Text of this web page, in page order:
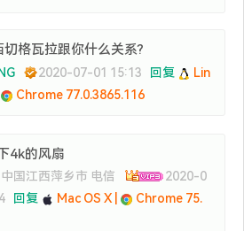
切格瓦拉跟你什么关系?
2020-07-01 15:13 回复
Lin
Chrome 77.0.3865.116
4k的风扇
| 中国江西萍乡市 电信
2020-0
回复 Mac OS X |
Chrome 75.